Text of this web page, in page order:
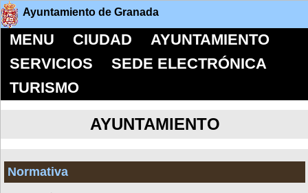
Ayuntamiento de Granada
MENU CIUDAD
AYUNTAMIENTO
SERVICIOS
SEDE ELECTRÓNICA
TURISMO
AYUNTAMIENTO
Normativa